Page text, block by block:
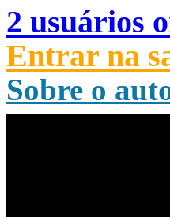
2 usuários
Entrar na
Sobre o